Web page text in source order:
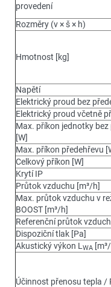
provedení
Rozměry (v × š × h)
Hmotnost [kg]
Napětí
Elektrický proud bez
Elektrický proud včetně
Max. příkon jednotky bez
[W]
Max. příkon předehřevu
Celkový příkon [W]
Krytí IP
Průtok vzduchu [m³/h]
Max. průtok vzduchu v
BOOST [m³/h]
Referenční průtok
Dispoziční tlak [Pa]
Akustický výkon L WA
Účinnost přenosu tepla /